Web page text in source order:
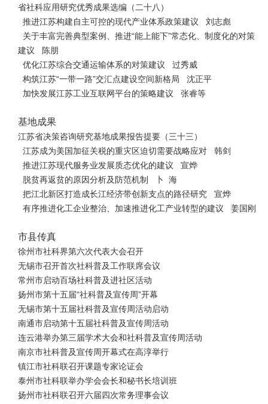
省社科应用研究优秀成果选编（二十八）
推进江苏构建自主可控的现代产业体系政策建议 刘志彪
关于丰富完善典型案例、推进“能上能下”常态化、制度化的对策
建议 陈朋
优化江苏综合交通运输体系的对策建议 过秀威
构筑江苏“一带一路”交汇点建设空间新格局 沈正平
加快发展江苏工业互联网平台的策略建议 张睿等
基地成果
江苏省决策咨询研究基地成果报告提要（三十三）
江苏成为美国加征关税的重灾区迫切需要战略应对 韩剑
推进江苏现代服务业发展质态优化的建议 宣烨
脱贫再返贫的原因分析及防范机制 卜 海
把江北新区打造成长江经济带创新支点的路径研究 宣烨
有序推进化工企业整治、加速推进化工产业转型的建议 姜国刚
市县传真
徐州市社科界第六次代表大会召开
无锡市召开首次社科普及工作联席会议
常州市启动百场社科普及进社区活动
扬州市第十五届“社科普及宣传周”开幕
无锡市第十五届社科普及宣传周活动启动
南通市启动第十五届社科普及宣传周活动
连云港举办第三届学术大会和社科普及宣传周活动
南京市社科普及宣传周开幕式在高淳举行
镇江市社科联召开课题专家论证会
泰州市社科联举办学会会长和秘书长培训班
扬州市社科联召开六届四次常务理事会议